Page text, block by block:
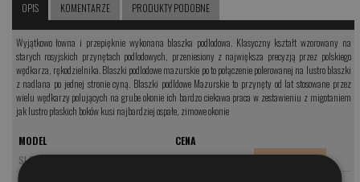
OPIS KOMENTARZE PRODUKTY PODOBNE
Wyjątkowo łowna i przepięknie wykonana blaszka podlodowa. Klasyczny kształt wzorowany na
starych rosyjskich przynętach podlodowych, przeniesiony z największa precyzją przez polskiego
wędkarza, rękodzielnika. Blaszki podlodowe mazurskie po to połączenie polerowanej na lustro blaszki
z nadlana po jednej stronie cyną. Blaszki podldowe Mazurskie to przynęty od lat stosowane przez
wielu wędkarzy polujących na grube okonie ich bardzo ciekawa praca w zestawieniu z migotaniem
jak lustro płaskich boków kusi najbardziej ospałe, zimowe okonie
MODEL
CENA
SI 30